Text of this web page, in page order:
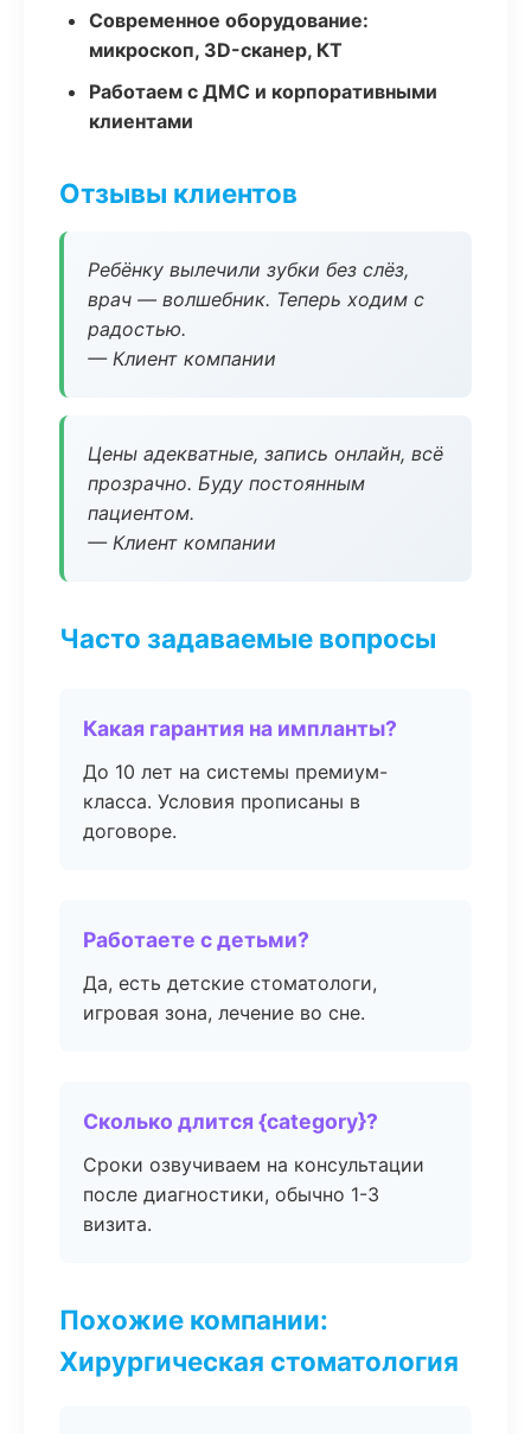
Современное оборудование:
микроскоп, 3D-сканер, КТ
Работаем с ДМС и корпоративными
клиентами
Отзывы клиентов
Ребёнку вылечили зубки без слёз,
врач — волшебник. Теперь ходим с
радостью.
— Клиент компании
Цены адекватные, запись онлайн, всё
прозрачно. Буду постоянным
пациентом.
— Клиент компании
Часто задаваемые вопросы
Какая гарантия на импланты?
До 10 лет на системы премиум-
класса. Условия прописаны в
договоре.
Работаете с детьми?
Да, есть детские стоматологи,
игровая зона, лечение во сне.
Сколько длится {category}?
Сроки озвучиваем на консультации
после диагностики, обычно 1-3
визита.
Похожие компании:
Хирургическая стоматология